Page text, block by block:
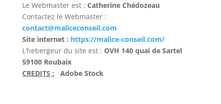
Le Webmaster est : Catherine Chédozeau
Contactez le Webmaster :
contact@maliceconseil.com
Site internet : https://malice-conseil.com/
L’hebergeur du site est : OVH 140 quai de Sartel
59100 Roubaix
CREDITS :
Adobe Stock